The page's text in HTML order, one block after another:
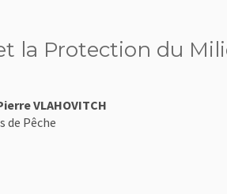
la Protection du
VLAHOVITCH
de Pêche